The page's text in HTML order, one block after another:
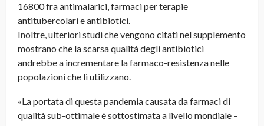
16800 fra antimalarici, farmaci per terapie
antitubercolari e antibiotici.
Inoltre, ulteriori studi che vengono citati nel supplemento
mostrano che la scarsa qualità degli antibiotici
andrebbe a incrementare la farmaco-resistenza nelle
popolazioni che li utilizzano.
«La portata di questa pandemia causata da farmaci di
qualità sub-ottimale è sottostimata a livello mondiale –